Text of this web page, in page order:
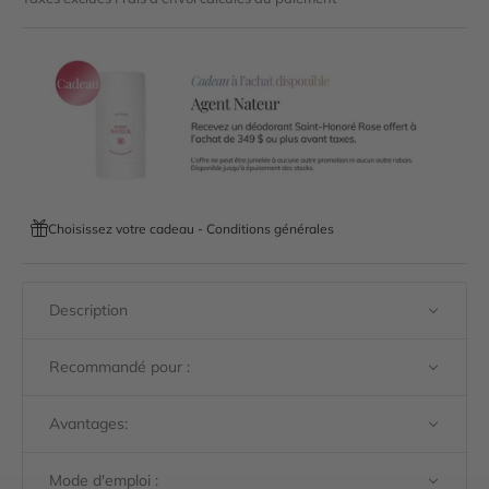
Choisissez votre cadeau - Conditions générales
Description
Recommandé pour :
Avantages:
Mode d'emploi :